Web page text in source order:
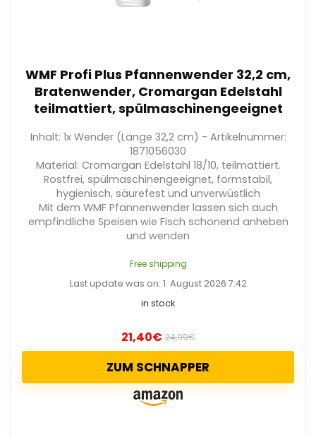
WMF Profi Plus Pfannenwender 32,2 cm,
Bratenwender, Cromargan Edelstahl
teilmattiert, spülmaschinengeeignet
Inhalt: 1x Wender (Länge 32,2 cm) - Artikelnummer:
1871056030
Material: Cromargan Edelstahl 18/10, teilmattiert.
Rostfrei, spülmaschinengeeignet, formstabil,
hygienisch, säurefest und unverwüstlich
Mit dem WMF Pfannenwender lassen sich auch
empfindliche Speisen wie Fisch schonend anheben
und wenden
Free shipping
Last update was on: 1. August 2026 7:42
in stock
21,40€ 24,99€
ZUM SCHNAPPER